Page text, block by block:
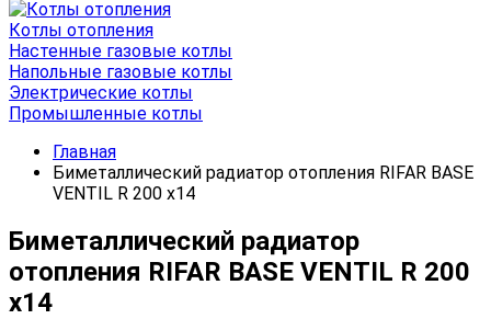
Котлы отопления
Настенные газовые котлы
Напольные газовые котлы
Электрические котлы
Промышленные котлы
Главная
Биметаллический радиатор отопления RIFAR BASE
VENTIL R 200 x14
Биметаллический радиатор
отопления RIFAR BASE VENTIL R 200
x14